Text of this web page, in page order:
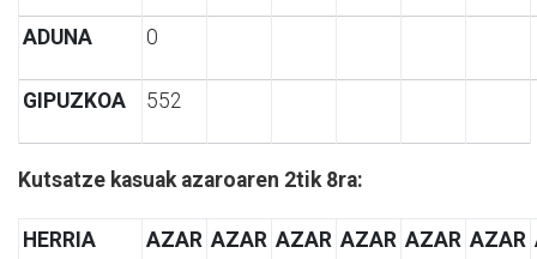
ADUNA 0
GIPUZKOA 552
Kutsatze kasuak azaroaren 2tik 8ra:
HERRIA
AZAR AZAR AZAR AZAR AZAR AZAR